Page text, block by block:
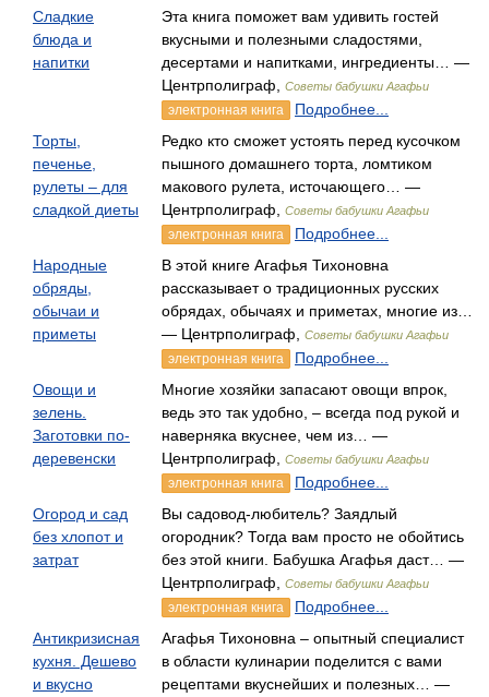
Сладкие
блюда и
напитки
Эта книга поможет вам удивить гостей
вкусными и полезными сладостями,
десертами и напитками, ингредиенты… —
Центрполиграф,
Советы бабушки Агафьи
электронная книга
Подробнее...
Торты,
печенье,
рулеты – для
сладкой диеты
Редко кто сможет устоять перед кусочком
пышного домашнего торта, ломтиком
макового рулета, источающего… —
Центрполиграф,
Советы бабушки Агафьи
электронная книга
Подробнее...
Народные
обряды,
обычаи и
приметы
В этой книге Агафья Тихоновна
рассказывает о традиционных русских
обрядах, обычаях и приметах, многие из…
— Центрполиграф,
Советы бабушки Агафьи
электронная книга
Подробнее...
Овощи и
зелень.
Заготовки по-
деревенски
Многие хозяйки запасают овощи впрок,
ведь это так удобно, – всегда под рукой и
наверняка вкуснее, чем из… —
Центрполиграф,
Советы бабушки Агафьи
электронная книга
Подробнее...
Огород и сад
без хлопот и
затрат
Вы садовод-любитель? Заядлый
огородник? Тогда вам просто не обойтись
без этой книги. Бабушка Агафья даст… —
Центрполиграф,
Советы бабушки Агафьи
электронная книга
Подробнее...
Антикризисная
кухня. Дешево
и вкусно
Агафья Тихоновна – опытный специалист
в области кулинарии поделится с вами
рецептами вкуснейших и полезных… —